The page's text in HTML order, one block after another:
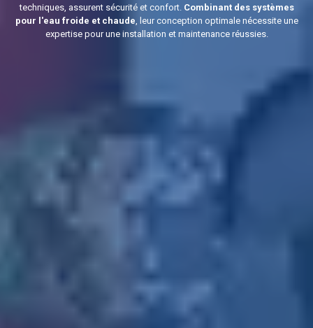
techniques, assurent sécurité et confort. Combinant des systèmes
pour l'eau froide et chaude, leur conception optimale nécessite une
expertise pour une installation et maintenance réussies.